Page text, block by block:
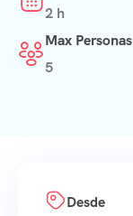
2 h
Max Personas
5
Desde